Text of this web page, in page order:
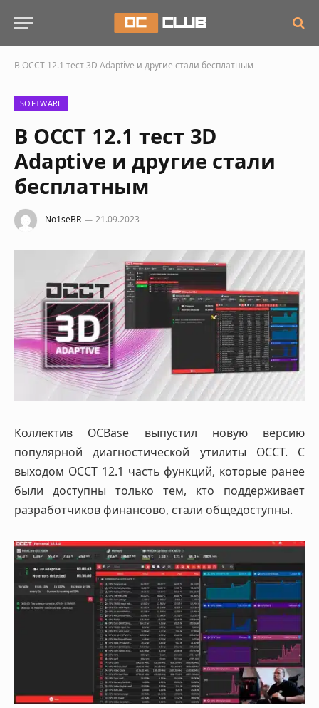
В OCCT 12.1 тест 3D Adaptive и другие стали бесплатным
SOFTWARE
В OCCT 12.1 тест 3D
Adaptive и другие стали
бесплатным
No1seBR 21.09.2023
Коллектив OCBase выпустил новую версию
популярной диагностической утилиты OCCT. С
выходом OCCT 12.1 часть функций, которые ранее
были доступны только тем, кто поддерживает
разработчиков финансово, стали общедоступны.